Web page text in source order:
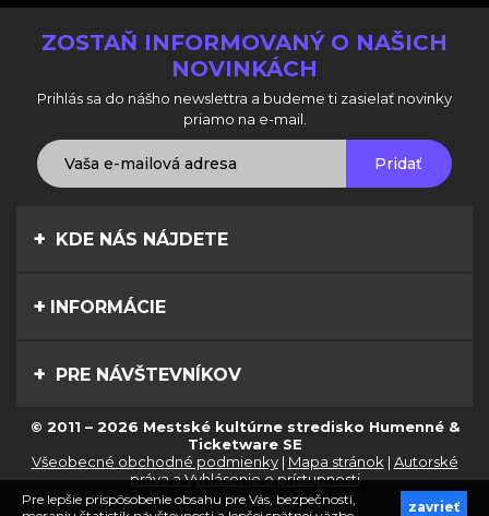
ZOSTAŇ INFORMOVANÝ O NAŠICH
NOVINKÁCH
Prihlás sa do nášho newslettra a budeme ti zasielať novinky
priamo na e-mail.
Pridať
KDE NÁS NÁJDETE
INFORMÁCIE
PRE NÁVŠTEVNÍKOV
© 2011 – 2026 Mestské kultúrne stredisko Humenné &
Ticketware SE
Všeobecné obchodné podmienky| Mapa stránok | Autorské
práva a Vyhlásenie o prístupnosti
zavrieť
Pre lepšie prispôsobenie obsahu pre Vás, bezpečnosti,